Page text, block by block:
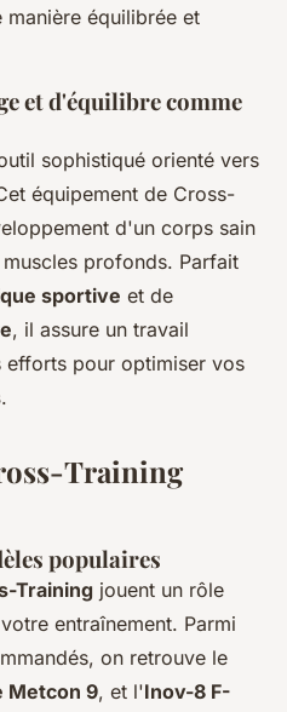
manière équilibrée et
et d'équilibre comme
sophistiqué orienté vers
équipement de Cross-
d'un corps sain
profonds. Parfait
sportive et de
, il assure un travail
efforts pour optimiser vos
.
Training
populaires
Training jouent un rôle
entraînement. Parmi
on retrouve le
Metcon 9, et l'Inov-8 F-